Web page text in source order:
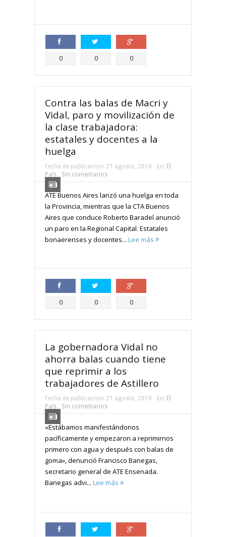
Compartir
0 Compartir
0 Compartir
0
Contra las balas de Macri y
Vidal, paro y movilización de
la clase trabajadora:
estatales y docentes a la
huelga
Fecha de publicacion: 21 agosto, 2018 En: El
País
Sin comentarios
ATE Buenos Aires lanzó una huelga en toda
la Provincia, mientras que la CTA Buenos
Aires que conduce Roberto Baradel anunció
un paro en la Regional Capital. Estatales
bonaerenses y docentes... Lee más
Compartir
0 Compartir
0 Compartir
0
La gobernadora Vidal no
ahorra balas cuando tiene
que reprimir a los
trabajadores de Astillero
Fecha de publicacion: 21 agosto, 2018 En: El
País
Sin comentarios
«Estábamos manifestándonos
pacíficamente y empezaron a reprimirnos
primero con agua y después con balas de
goma», denunció Francisco Banegas,
secretario general de ATE Ensenada.
Banegas advi... Lee más